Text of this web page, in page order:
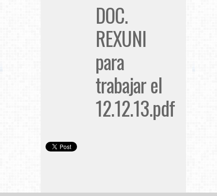
DOC.
REXUNI
para
trabajar el
12.12.13.pdf